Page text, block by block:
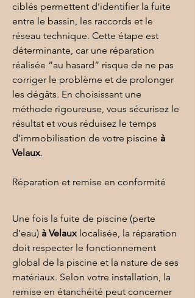
ciblés permettent d’identifier la fuite
entre le bassin, les raccords et le
réseau technique. Cette étape est
déterminante, car une réparation
réalisée “au hasard” risque de ne pas
corriger le problème et de prolonger
les dégâts. En choisissant une
méthode rigoureuse, vous sécurisez le
résultat et vous réduisez le temps
d’immobilisation de votre piscine à
Velaux.
Réparation et remise en conformité
Une fois la fuite de piscine (perte
d’eau) à Velaux localisée, la réparation
doit respecter le fonctionnement
global de la piscine et la nature de ses
matériaux. Selon votre installation, la
remise en étanchéité peut concerner